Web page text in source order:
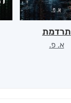
תרדמת
א. פ.